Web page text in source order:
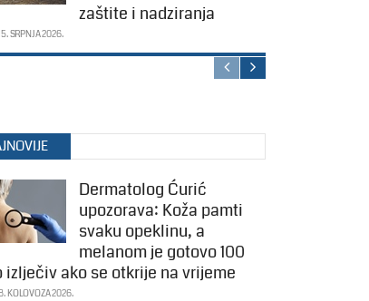
zaštite i nadziranja
SRPNJA 2026.
Dermatolog Ćurić
upozorava: Koža pamti
svaku opeklinu, a
melanom je gotovo 100
izlječiv ako se otkrije na vrijeme
KOLOVOZA 2026.